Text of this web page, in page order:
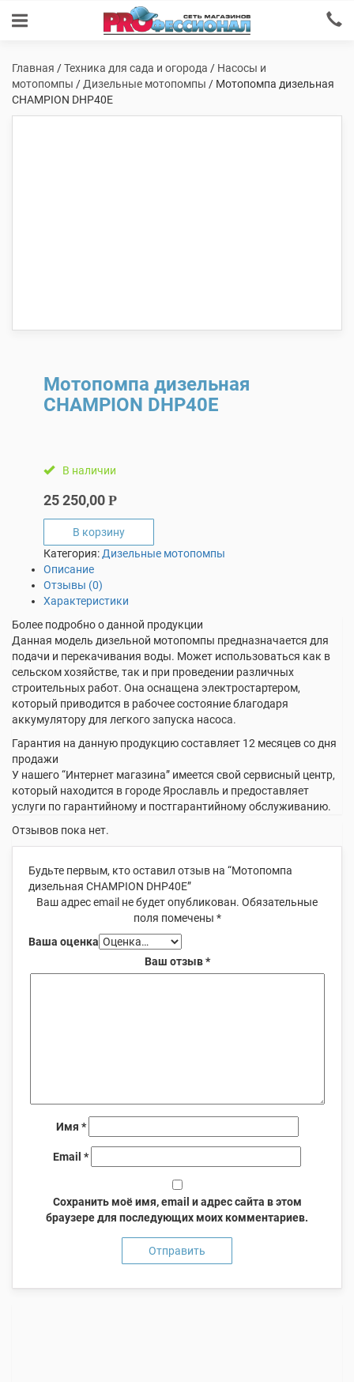
Главная /Техника для сада и огорода / Насосы и
мотопомпы / Дизельные мотопомпы / Мотопомпа дизельная
СHAMPION DHP40E
Мотопомпа дизельная
СHAMPION DHP40E
В наличии
25 250,00 Р
В корзину
Категория: Дизельные мотопомпы
Описание
Отзывы (0)
Характеристики
Более подробно о данной продукции
Данная модель дизельной мотопомпы предназначается для
подачи и перекачивания воды. Может использоваться как в
сельском хозяйстве, так и при проведении различных
строительных работ. Она оснащена электростартером,
который приводится в рабочее состояние благодаря
аккумулятору для легкого запуска насоса.
Гарантия на данную продукцию составляет 12 месяцев со дня
продажи
У нашего “Интернет магазина” имеется свой сервисный центр,
который находится в городе Ярославль и предоставляет
услуги по гарантийному и постгарантийному обслуживанию.
Отзывов пока нет.
Будьте первым, кто оставил отзыв на “Мотопомпа
дизельная СHAMPION DHP40E”
Ваш адрес email не будет опубликован. Обязательные
поля помечены *
Ваша оценка
Ваш отзыв*
Имя *
Email *
Сохранить моё имя, email и адрес сайта в этом
браузере для последующих моих комментариев.